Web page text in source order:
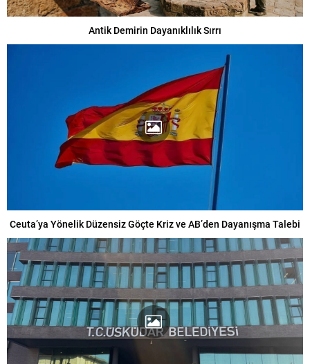
Antik Demirin Dayanıklılık Sırrı
Ceuta’ya Yönelik Düzensiz Göçte Kriz ve AB’den Dayanışma Talebi